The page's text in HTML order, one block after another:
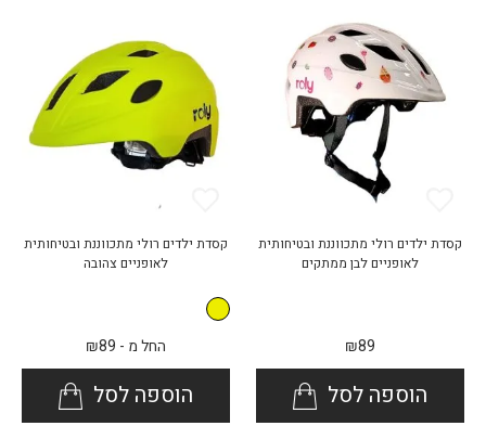
קסדת ילדים רולי מתכווננת ובטיחותית
לאופניים לבן ממתקים
₪89
הוספה לסל
קסדת ילדים רולי מתכווננת ובטיחותית
לאופניים צהובה
החל מ - ₪89
הוספה לסל